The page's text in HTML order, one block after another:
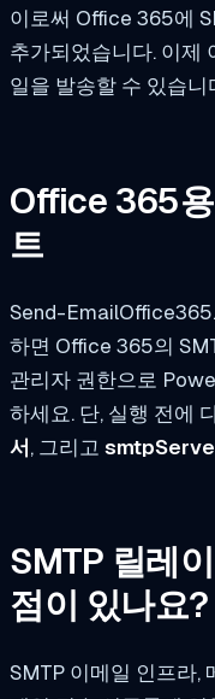
이로써 Office 365에
추가되었습니다. 이제
일을 발송할 수 있습니
Office 365
트
Send-
하면 Office 365의
관리자 권한으로
하세요. 단, 실행 전에
서, 그리고
SMTP 릴레
점이 있나요?
SMTP 이메일 인프라,